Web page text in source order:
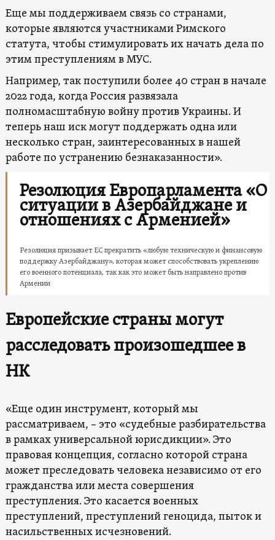
Еще мы поддерживаем связь со странами,
которые являются участниками Римского
статута, чтобы стимулировать их начать дела по
этим преступлениям в МУС.
Например, так поступили более 40 стран в начале
2022 года, когда Россия развязала
полномасштабную войну против Украины. И
теперь наш иск могут поддержать одна или
несколько стран, заинтересованных в нашей
работе по устранению безнаказанности».
Резолюция Европарламента «О
ситуации в Азербайджане и
отношениях с Арменией»
Резолюция призывает ЕС прекратить «любую техническую и финансовую
поддержку Азербайджану», которая может способствовать укреплению
его военного потенциала, так как это может быть направлено против
Армении
Европейские страны могут
расследовать произошедшее в
НК
«Еще один инструмент, который мы
рассматриваем, – это «судебные разбирательства
в рамках универсальной юрисдикции». Это
правовая концепция, согласно которой страна
может преследовать человека независимо от его
гражданства или места совершения
преступления. Это касается военных
преступлений, преступлений геноцида, пыток и
насильственных исчезновений.